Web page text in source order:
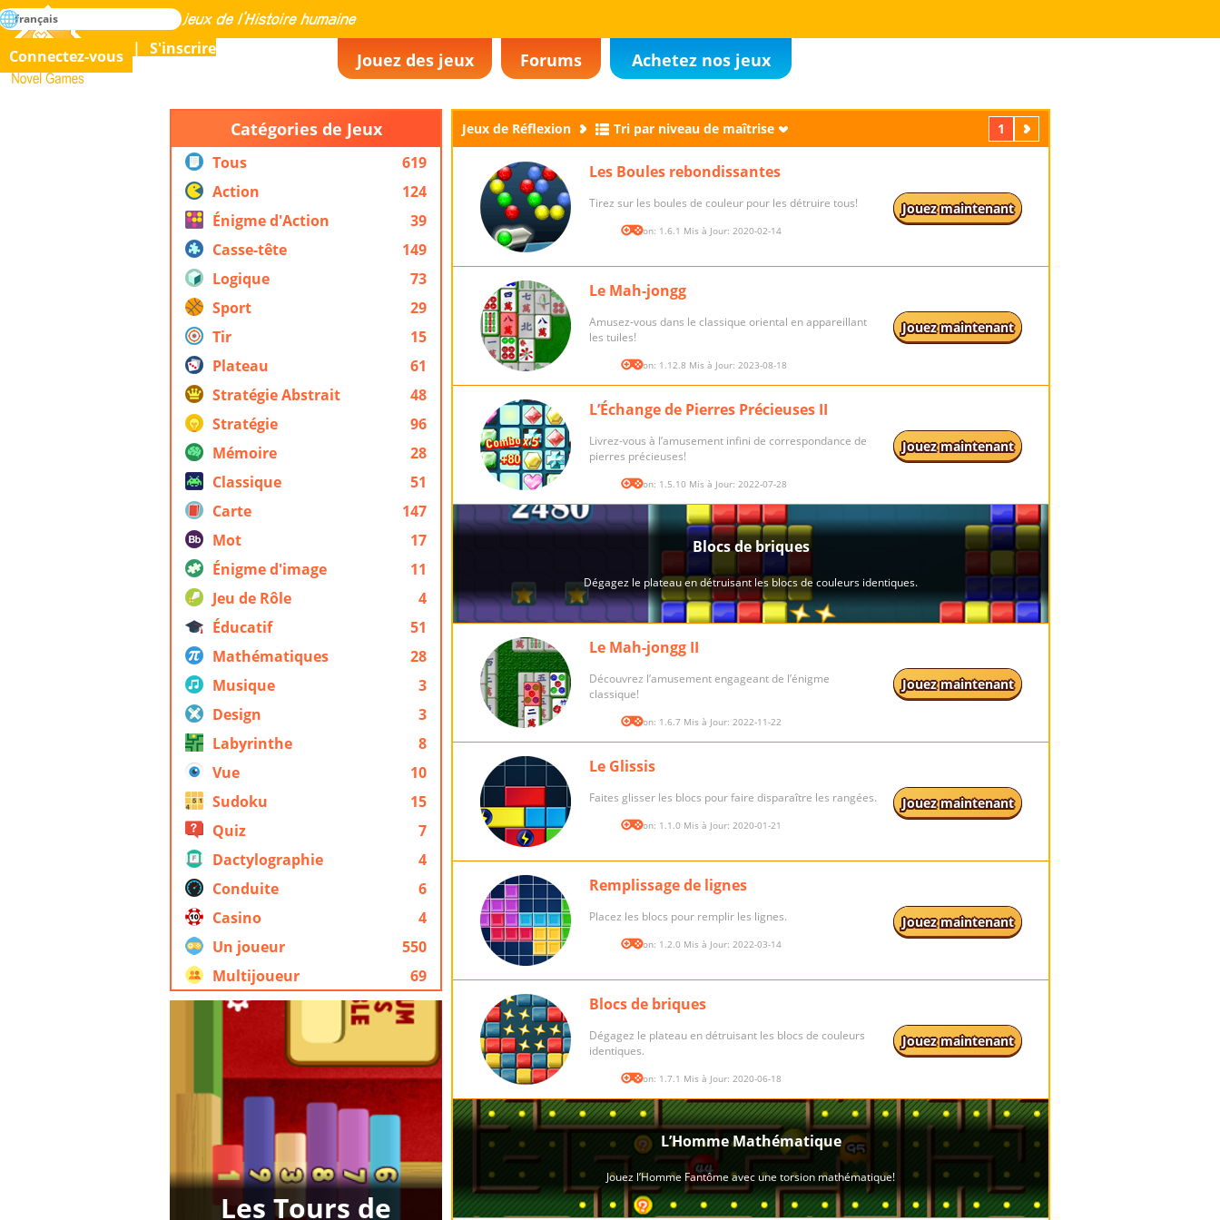
Novel Games
La maîtrise de tous les jeux de l’histoire humaine
rechercher
Jouez des jeux Forums Achetez nos jeux
Connectez-vous S'inscrire
français
Catégories de Jeux
Tous
619
Action
124
Énigme d'Action
39
Casse-tête
149
Logique
73
Sport
29
Tir
15
Plateau
61
Stratégie Abstrait
48
Stratégie
96
Mémoire
28
Classique
51
Carte
147
Mot
17
Énigme d'image
11
Jeu de Rôle
4
Éducatif
51
Mathématiques
28
Musique
3
Design
3
Labyrinthe
8
Vue
10
Sudoku
15
Quiz
7
Dactylographie
4
Conduite
6
Casino
4
Un joueur
550
Multijoueur
69
Jeux de Réflexion Tri par niveau de maîtrise 1 Suivant
Les Boules rebondissantes
Tirez sur les boules de couleur pour les détruire tous!
Version: 1.6.1 Mis à Jour: 2020-02-14
Jouez maintenant
Le Mah-jongg
Amusez-vous dans le classique oriental en appareillant
les tuiles!
Version: 1.12.8 Mis à Jour: 2023-08-18
Jouez maintenant
L’Échange de Pierres Précieuses II
Livrez-vous à l’amusement infini de correspondance de
pierres précieuses!
Version: 1.5.10 Mis à Jour: 2022-07-28
Jouez maintenant
Le Mah-jongg II
Découvrez l’amusement engageant de l’énigme
classique!
Version: 1.6.7 Mis à Jour: 2022-11-22
Jouez maintenant
Le Glissis
Faites glisser les blocs pour faire disparaître les rangées.
Version: 1.1.0 Mis à Jour: 2020-01-21
Jouez maintenant
Remplissage de lignes
Placez les blocs pour remplir les lignes.
Version: 1.2.0 Mis à Jour: 2022-03-14
Jouez maintenant
Blocs de briques
Dégagez le plateau en détruisant les blocs de couleurs
identiques.
Version: 1.7.1 Mis à Jour: 2020-06-18
Jouez maintenant